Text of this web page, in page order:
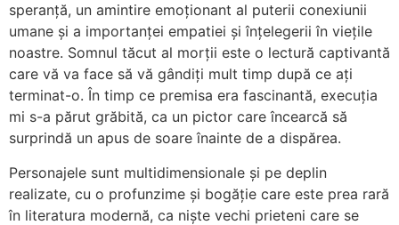
speranță, un amintire emoționant al puterii conexiunii
umane și a importanței empatiei și înțelegerii în viețile
noastre. Somnul tăcut al morții este o lectură captivantă
care vă va face să vă gândiți mult timp după ce ați
terminat-o. În timp ce premisa era fascinantă, execuția
mi s-a părut grăbită, ca un pictor care încearcă să
surprindă un apus de soare înainte de a dispărea.
Personajele sunt multidimensionale și pe deplin
realizate, cu o profunzime și bogăție care este prea rară
în literatura modernă, ca niște vechi prieteni care se